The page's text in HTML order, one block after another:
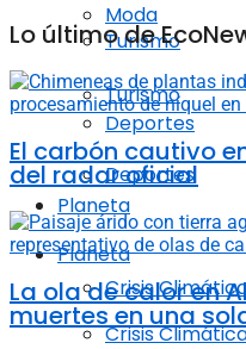
Turismo
Deportes
Planeta
Crisis
Moda
Turismo
Deportes
Planeta
Crisis
Lo último de
El carbón cautivo
del radar oficial
La ola de calor en
muertes en una